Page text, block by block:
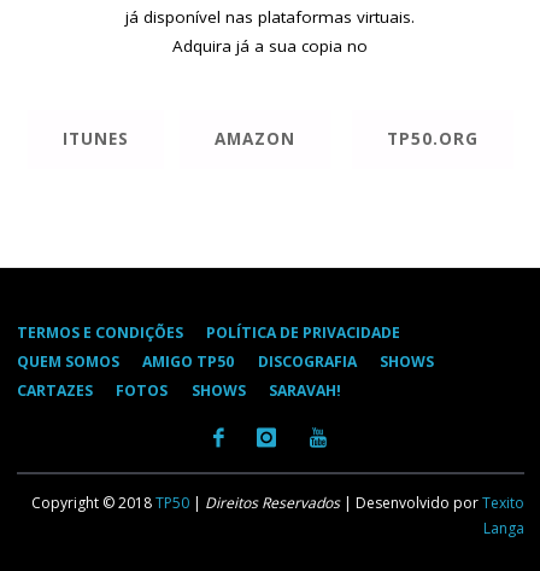
já disponível nas plataformas virtuais.
Adquira já a sua copia no
ITUNES AMAZON TP50.ORG
TERMOS E CONDIÇÕES
POLÍTICA DE PRIVACIDADE
QUEM SOMOS
AMIGO TP50 DISCOGRAFIA
SHOWS
CARTAZES
FOTOS SHOWS SARAVAH!
Copyright © 2018TP50 | Direitos Reservados| Desenvolvido porTexito
Langa